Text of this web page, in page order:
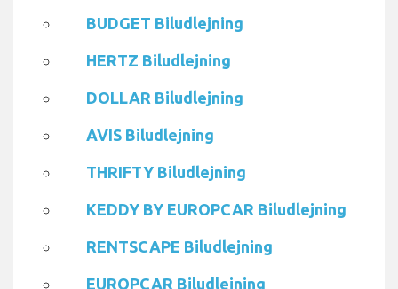
BUDGET Biludlejning
HERTZ Biludlejning
DOLLAR Biludlejning
AVIS Biludlejning
THRIFTY Biludlejning
KEDDY BY EUROPCAR Biludlejning
RENTSCAPE Biludlejning
EUROPCAR Biludlejning